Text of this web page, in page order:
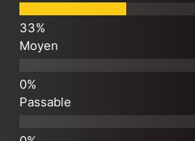
Moyen
Passable